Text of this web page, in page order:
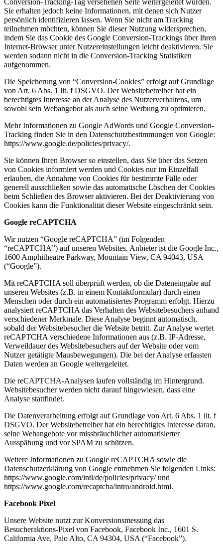
Sie erhalten jedoch keine Informationen, mit denen sich Nutzer
persönlich identifizieren lassen. Wenn Sie nicht am Tracking
teilnehmen möchten, können Sie dieser Nutzung widersprechen,
indem Sie das Cookie des Google Conversion-Trackings über ihren
Internet-Browser unter Nutzereinstellungen leicht deaktivieren. Sie
werden sodann nicht in die Conversion-Tracking Statistiken
aufgenommen.
Die Speicherung von “Conversion-Cookies” erfolgt auf Grundlage
von Art. 6 Abs. 1 lit. f DSGVO. Der Websitebetreiber hat ein
berechtigtes Interesse an der Analyse des Nutzerverhaltens, um
sowohl sein Webangebot als auch seine Werbung zu optimieren.
Mehr Informationen zu Google AdWords und Google Conversion-
Tracking finden Sie in den Datenschutzbestimmungen von Google:
https://www.google.de/policies/privacy/.
Sie können Ihren Browser so einstellen, dass Sie über das Setzen
von Cookies informiert werden und Cookies nur im Einzelfall
erlauben, die Annahme von Cookies für bestimmte Fälle oder
generell ausschließen sowie das automatische Löschen der Cookies
beim Schließen des Browser aktivieren. Bei der Deaktivierung von
Cookies kann die Funktionalität dieser Website eingeschränkt sein.
Google reCAPTCHA
Wir nutzen “Google reCAPTCHA” (im Folgenden
“reCAPTCHA”) auf unseren Websites. Anbieter ist die Google Inc.,
1600 Amphitheatre Parkway, Mountain View, CA 94043, USA
(“Google”).
Mit reCAPTCHA soll überprüft werden, ob die Dateneingabe auf
unseren Websites (z.B. in einem Kontaktformular) durch einen
Menschen oder durch ein automatisiertes Programm erfolgt. Hierzu
analysiert reCAPTCHA das Verhalten des Websitebesuchers anhand
verschiedener Merkmale. Diese Analyse beginnt automatisch,
sobald der Websitebesucher die Website betritt. Zur Analyse wertet
reCAPTCHA verschiedene Informationen aus (z.B. IP-Adresse,
Verweildauer des Websitebesuchers auf der Website oder vom
Nutzer getätigte Mausbewegungen). Die bei der Analyse erfassten
Daten werden an Google weitergeleitet.
Die reCAPTCHA-Analysen laufen vollständig im Hintergrund.
Websitebesucher werden nicht darauf hingewiesen, dass eine
Analyse stattfindet.
Die Datenverarbeitung erfolgt auf Grundlage von Art. 6 Abs. 1 lit. f
DSGVO. Der Websitebetreiber hat ein berechtigtes Interesse daran,
seine Webangebote vor missbräuchlicher automatisierter
Ausspähung und vor SPAM zu schützen.
Weitere Informationen zu Google reCAPTCHA sowie die
Datenschutzerklärung von Google entnehmen Sie folgenden Links:
https://www.google.com/intl/de/policies/privacy/ und
https://www.google.com/recaptcha/intro/android.html.
Facebook Pixel
Unsere Website nutzt zur Konversionsmessung das
Besucheraktions-Pixel von Facebook, Facebook Inc., 1601 S.
California Ave, Palo Alto, CA 94304, USA (“Facebook”).